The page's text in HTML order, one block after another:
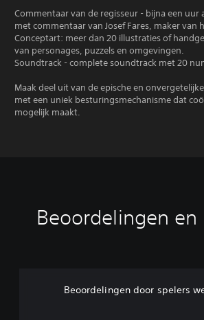
Commentaar van de regisseur - bijna een uur
met commentaar van Josef Fares, maker van
Conceptart: meer dan 20 illustraties of
van personages, puzzels en omgevingen.
Soundtrack - complete soundtrack met 20
Maak deel uit van de epische en
met een uniek besturingsmechanisme dat
mogelijk maakt.
Beoordelingen en
Beoordelingen door spelers